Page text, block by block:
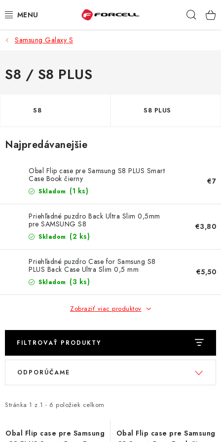
na
PUZDRÁ A OBALY
TVRDENÉ SKLÁ
DRŽIAKY NA MOBIL
BATÉRIE DO MOBILOV
ŠPORT A HOBBY
NÁRAMKY NA HODINKY
SLÚCHADLÁ, REPRODUKTORY A MIKROFÓNY
AUTO MOTO
NÁRADIE A NÁHRADNÉ DIELY
PRÍSLUŠENSTVO K NOTEBOOKOM A PC
Samsung Galaxy S
S8 / S8 PLUS
S8 S8 PLUS
Najpredávanejšie
Obal Flip case pre Samsung S8 PLUS Smart
Case Book čierny
Skladom (1 ks)
€7
Priehľadné puzdro Back Ultra Slim 0,5mm
pre SAMSUNG S8
Skladom (2 ks)
€3,80
Priehľadné puzdro Case for Samsung S8
PLUS Back Case Ultra Slim 0,5 mm
Skladom (3 ks)
€5,50
Zobraziť viac produktov
FILTROVAŤ PRODUKTY
V
i
p
Stránka 1 z 1 - 6 položiek celkom
R
e
i
ODPORÚČAME
Obal Flip case pre Samsung
Obal Flip case pre Samsung